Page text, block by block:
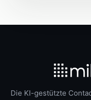
Die KI-gestützte